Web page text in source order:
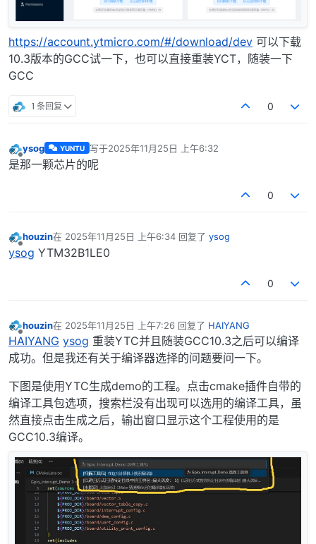
https://account.ytmicro.com/#/download/dev 可以下载
10.3版本的GCC试一下，也可以直接重装YCT，随装一下
GCC
1 条回复 0
离线
ysog YUNTU 写于2025年11月25日 上午6:32
最后由 编辑
是那一颗芯片的呢
0
离线
houzin在 2025年11月25日 上午6:34 回复了 ysog
最后由 编辑
ysog YTM32B1LE0
0
离线
houzin在 2025年11月25日 上午7:26 回复了 HAIYANG
最后由 编辑
HAIYANG ysog 重装YTC并且随装GCC10.3之后可以编译
成功。但是我还有关于编译器选择的问题要问一下。
下图是使用YTC生成demo的工程。点击cmake插件自带的
编译工具包选项，搜索栏没有出现可以选用的编译工具，虽
然直接点击生成之后，输出窗口显示这个工程使用的是
GCC10.3编译。